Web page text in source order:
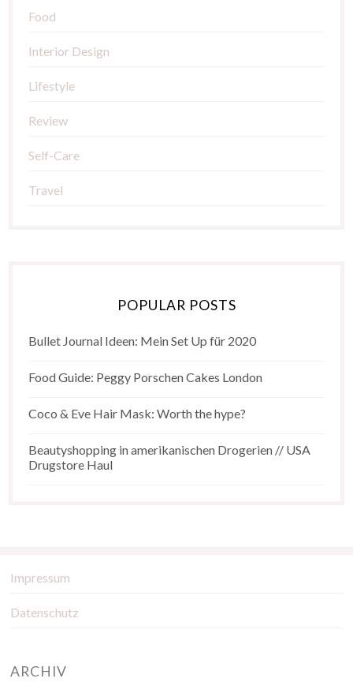
Food
Interior Design
Lifestyle
Review
Self-Care
Travel
POPULAR POSTS
Bullet Journal Ideen: Mein Set Up für 2020
Food Guide: Peggy Porschen Cakes London
Coco & Eve Hair Mask: Worth the hype?
Beautyshopping in amerikanischen Drogerien // USA
Drugstore Haul
Impressum
Datenschutz
ARCHIV